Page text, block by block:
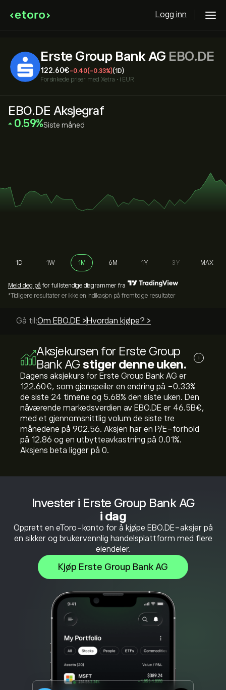
Logg inn
Erste Group Bank AG EBO.DE
122.60‎€‎-0.40(-0.33%)(1D)
Forsinkede priser med Xetra • i EUR
Invester i Erste Group Bank AG
i dag
Opprett en eToro-konto for å kjøpe EBO.DE-aksjer på
en sikker og brukervennlig handelsplattform med flere
eiendeler.
Kjøp Erste Group Bank AG
EBO.DE Aksjegraf
‎0.59‎ Siste måned
1D 1W 1M 6M 1Y 3Y MAX
Meld deg på for fullstendige diagrammer fra
*Tidligere resultater er ikke en indikasjon på fremtidige resultater
Gå til:Om EBO.DE > Hvordan kjøpe? >
Aksjekursen for Erste Group
Bank AG stiger denne uken. i
Dagens aksjekurs for Erste Group Bank AG er
122.60‎€‎, som gjenspeiler en endring på ‎-0.33‎%
de siste 24 timene og ‎5.68‎% den siste uken. Den
nåværende markedsverdien av EBO.DE er 46.5B‎€‎,
med et gjennomsnittlig volum de siste tre
månedene på 902.56. Aksjen har en P/E-forhold
på 12.86 og en utbytteavkastning på 0.01%.
Aksjens beta ligger på 0.